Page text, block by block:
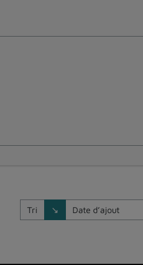
Tri ↘
Direction de tri